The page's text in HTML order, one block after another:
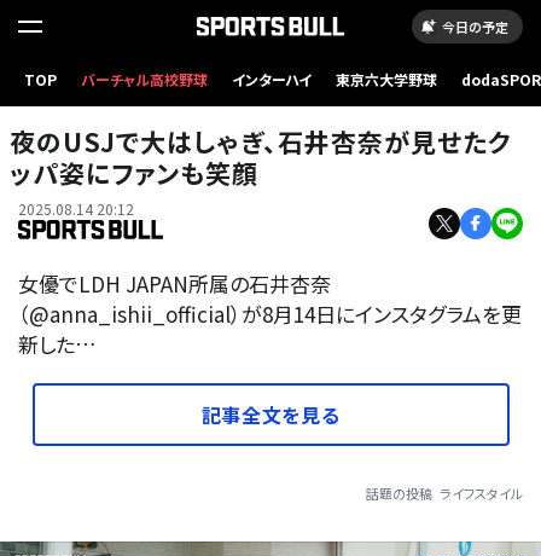
今日の予定
TOP バーチャル高校野球 インターハイ 東京六大学野球
夜のUSJで大はしゃぎ、石井杏奈が見せたク
ッパ姿にファンも笑顔
2025.08.14 20:12
女優でLDH JAPAN所属の石井杏奈
（@anna_ishii_official）が8月14日にインスタグラムを更
新した…
記事全文を見る
話題の投稿 ライフスタイル